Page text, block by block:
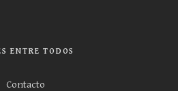
ENTRE TODOS
Contacto